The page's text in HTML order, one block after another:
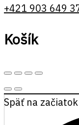
+421 903 649
Košík
Späť na začiatok